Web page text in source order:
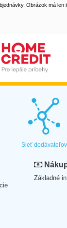
Obrázok má len
Sieť dodávateľov
Základné